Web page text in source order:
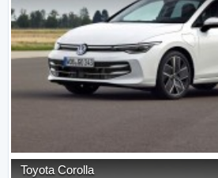
Toyota Corolla